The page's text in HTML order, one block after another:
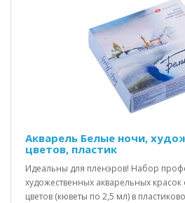
Акварель Белые ночи,
цветов, пластик
Идеальны для пленэров! Набор
художественных акварельных
цветов (кюветы по 2,5 мл) в